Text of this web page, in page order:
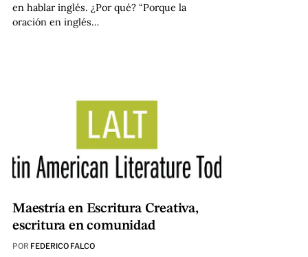
en hablar inglés. ¿Por qué? “Porque la
oración en inglés…
Maestría en Escritura Creativa,
escritura en comunidad
POR FEDERICO FALCO